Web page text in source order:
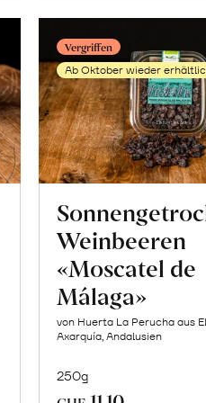
Vergriffen
Ab Oktober wieder
Weinbeeren
«Moscatel de
Málaga»
von Huerta La Perucha aus
Axarquía, Andalusien
250g